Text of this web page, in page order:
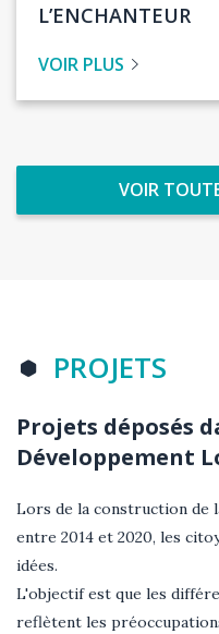
de
L’ENCHANTEUR
VOIR PLUS
VOIR
Titre
sectionPROJETS
Body
Projets déposés
Développement
Texte
Lors de la construction de
entre 2014 et 2020, les
idées.
L'objectif est que les
reflètent les